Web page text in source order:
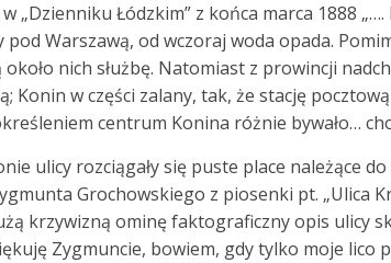
„Dzienniku Łódzkim” z końca marca 1888
pod Warszawą, od wczoraj woda opada.
około nich służbę. Natomiast z prowincji
Konin w części zalany, tak, że stację
centrum Konina różnie bywało…
ulicy rozciągały się puste place należące
Grochowskiego z piosenki pt. „Ulica
krzywizną ominę faktograficzny opis ulicy
Zygmuncie, bowiem, gdy tylko moje